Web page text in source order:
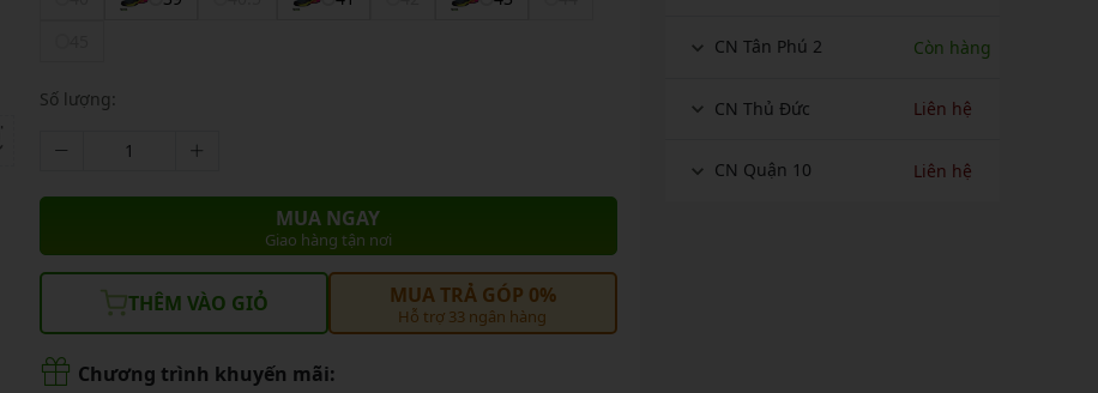
CẦU LÔNG APAVI
CẦU LÔNG FLEX POWER
CẦU LÔNG FORZA
CẦU LÔNG APAVI
Số lượng:
MUA NGAY
Giao hàng tận nơi
THÊM VÀO GIỎ MUA TRẢ GÓP 0%
Hỗ trợ 33 ngân hàng
Chương trình khuyến mãi:
CN Tân Phú 2 Còn hàng
CN Thủ Đức Liên hệ
CN Quận 10 Liên hệ